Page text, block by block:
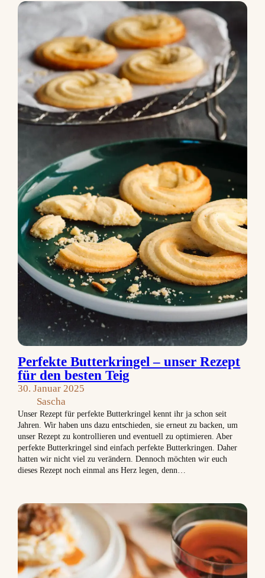
Perfekte Butterkringel – unser Rezept
für den besten Teig
30. Januar 2025
Sascha
Unser Rezept für perfekte Butterkringel kennt ihr ja schon seit
Jahren. Wir haben uns dazu entschieden, sie erneut zu backen, um
unser Rezept zu kontrollieren und eventuell zu optimieren. Aber
perfekte Butterkringel sind einfach perfekte Butterkringen. Daher
hatten wir nicht viel zu verändern. Dennoch möchten wir euch
dieses Rezept noch einmal ans Herz legen, denn…